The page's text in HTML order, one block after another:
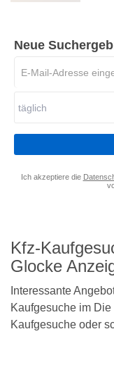
Neue
Adresse
täglich
Ich akzeptiere die
Kfz-
Glocke
Interessante
Kaufgesuche im
Kaufgesuche oder